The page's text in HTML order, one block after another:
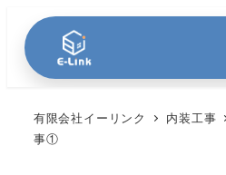
有限会社イーリンク 内装工事
事①